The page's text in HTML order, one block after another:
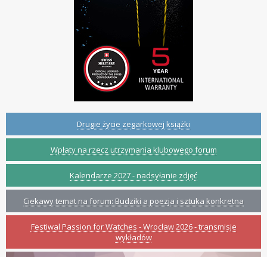
Drugie życie zegarkowej książki
Wpłaty na rzecz utrzymania klubowego forum
Kalendarze 2027 - nadsyłanie zdjęć
Ciekawy temat na forum: Budziki a poezja i sztuka konkretna
Festiwal Passion for Watches - Wrocław 2026 - transmisje
wykładów